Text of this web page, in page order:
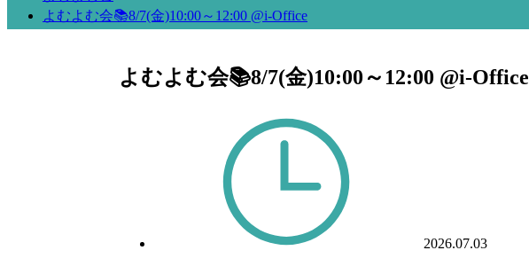
よむよむ会📚8/7(金)10:00～12:00 @i-Office
よむよむ会📚8/7(金)10:00～12:00 @i-Office
2026.07.03